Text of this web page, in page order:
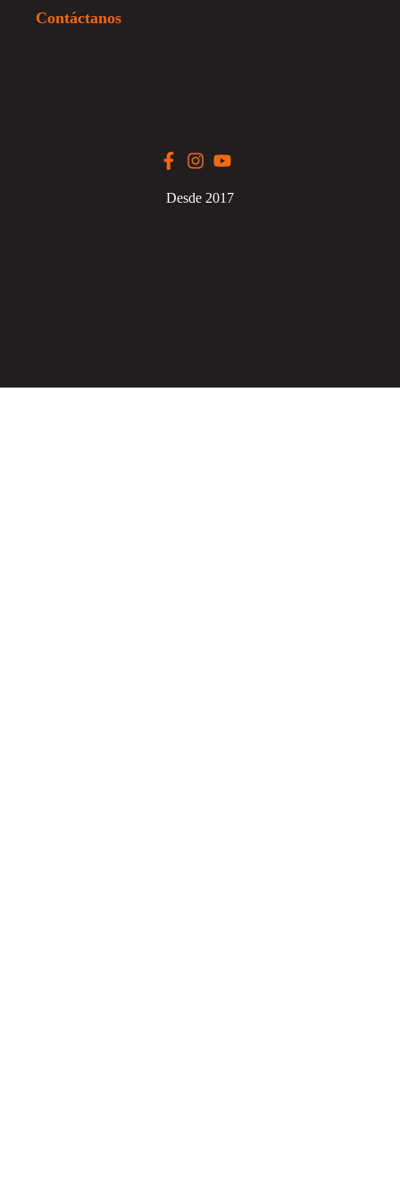
Contáctanos
Desde 2017